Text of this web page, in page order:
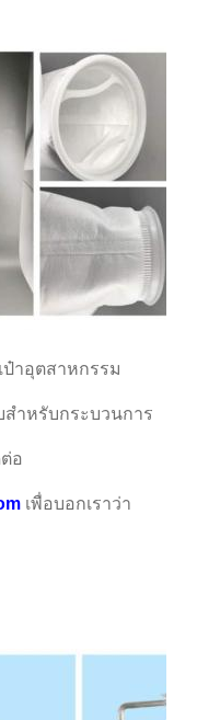
ป๋าอุตสาหกรรม
าหรับกระบวนการ
อ
เพื่อบอกเราว่า